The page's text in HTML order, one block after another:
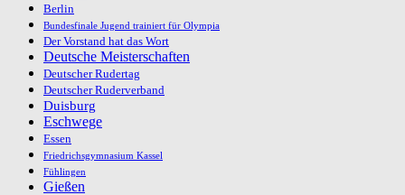
Berlin
Bundesfinale Jugend trainiert für Olympia
Der Vorstand hat das Wort
Deutsche Meisterschaften
Deutscher Rudertag
Deutscher Ruderverband
Duisburg
Eschwege
Essen
Friedrichsgymnasium Kassel
Fühlingen
Gießen